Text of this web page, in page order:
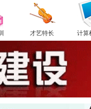
才艺特长 计算